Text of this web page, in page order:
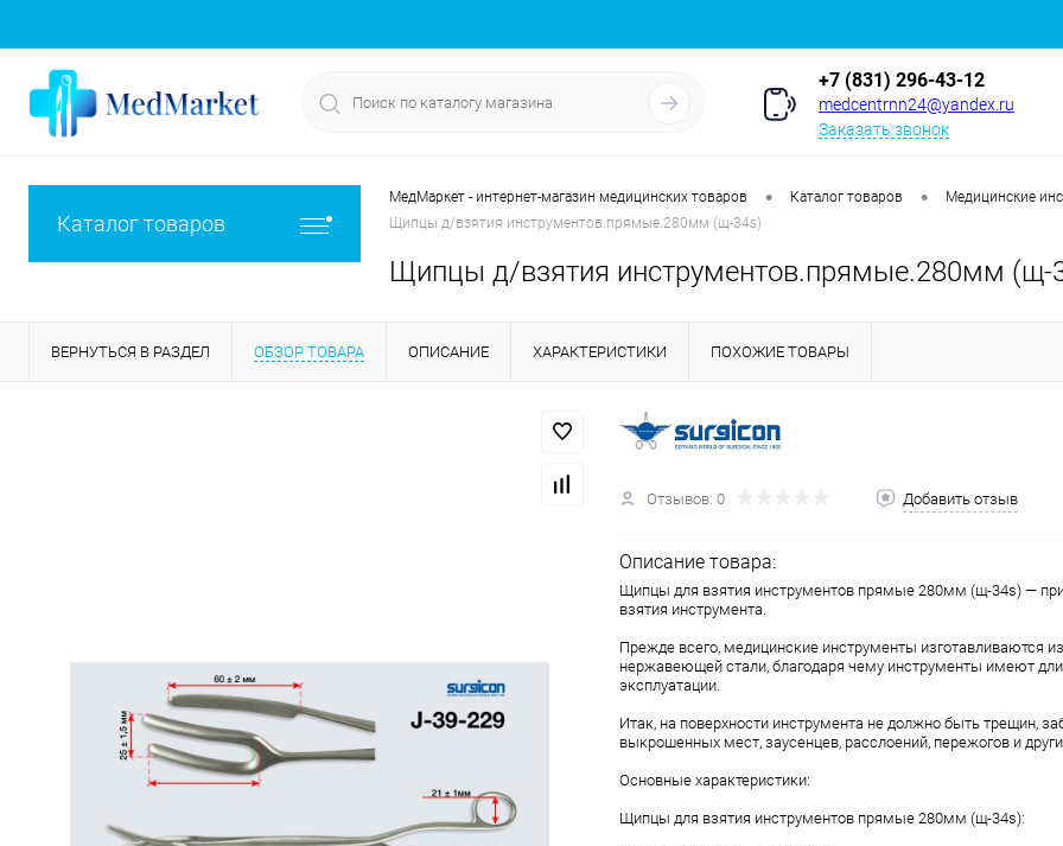
+7 (831) 296-43-12
medcentrnn24@yandex.ru
Заказать звонок
Каталог товаров
МедМаркет - интернет-магазин медицинских товаров • Каталог товаров • Медицинские
Щипцы д/взятия инструментов.прямые.280мм (щ-34s)
Щипцы д/взятия инструментов.прямые.280мм (щ-
ВЕРНУТЬСЯ В РАЗДЕЛ ОБЗОР ТОВАРА ОПИСАНИЕ ХАРАКТЕРИСТИКИ ПОХОЖИЕ ТОВАРЫ
Отзывов: 0 Добавить отзыв
Описание товара:
Щипцы для взятия инструментов прямые 280мм (щ-34s) —
взятия инструмента.
Прежде всего, медицинские инструменты изготавливаются
нержавеющей стали, благодаря чему инструменты имеют
эксплуатации.
Итак, на поверхности инструмента не должно быть трещин,
выкрошенных мест, заусенцев, расслоений, пережогов и
Основные характеристики:
Щипцы для взятия инструментов прямые 280мм (щ-34s):